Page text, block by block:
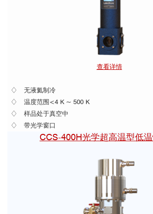
查看详情
♢ 无液氦制冷
♢ 温度范围<4 K ~ 500 K
♢ 样品处于真空中
♢ 带光学窗口
CCS-400H光学超高温型低